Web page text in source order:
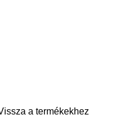
a termékekhez